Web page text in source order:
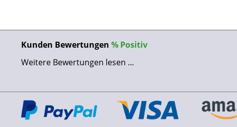
Kunden Bewertungen % Positiv
Weitere Bewertungen lesen ...